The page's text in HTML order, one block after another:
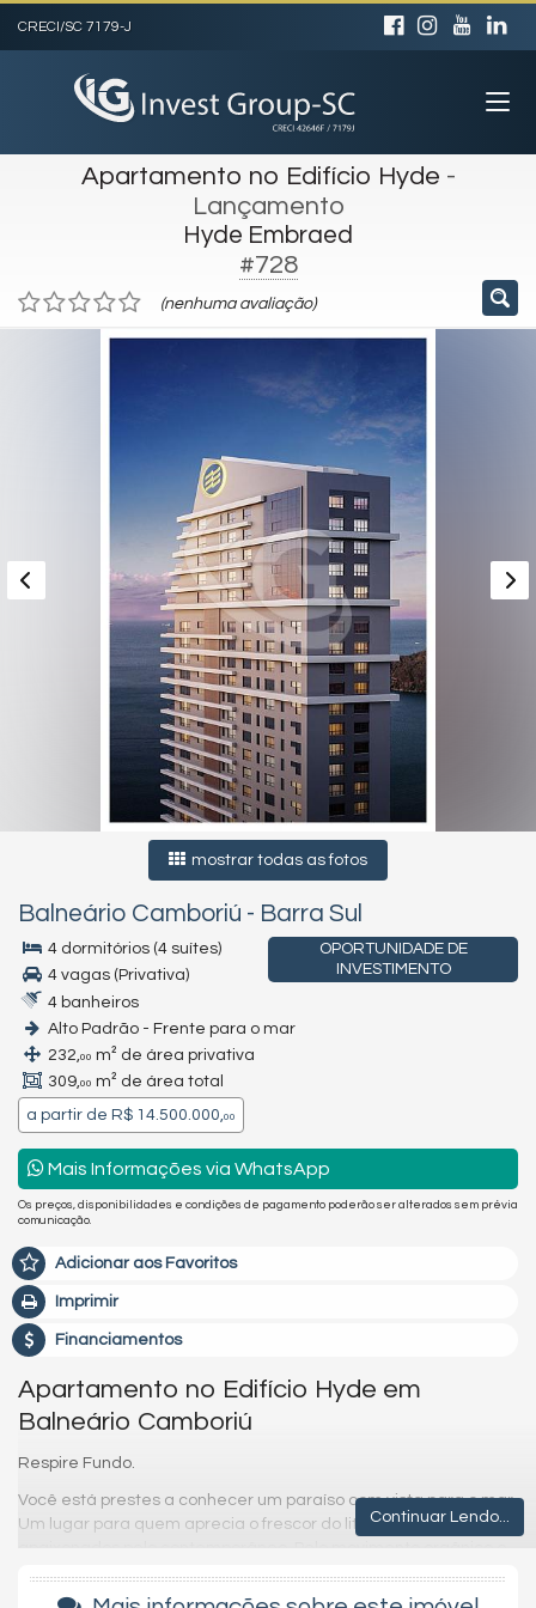
CRECI/SC 7179-J
Apartamento no Edifício Hyde -
Lançamento
Hyde Embraed
#728
(nenhuma avaliação)
mostrar todas as fotos
Balneário Camboriú - Barra Sul
OPORTUNIDADE DE
INVESTIMENTO
4 dormitórios (4 suítes)
4 vagas (Privativa)
4 banheiros
Alto Padrão - Frente para o mar
232,00 m² de área privativa
309,00 m² de área total
a partir de R$ 14.500.000,00
Mais Informações via WhatsApp
Os preços, disponibilidades e condições de pagamento poderão ser alterados sem prévia
comunicação.
Adicionar aos Favoritos
Imprimir
Financiamentos
Apartamento no Edifício Hyde em
Balneário Camboriú
Respire Fundo.
Você está prestes a conhecer um paraíso com vista para o mar.
Um lugar para quem aprecia o frescor do litoral. Que são
apaixonados pelo contemporâneo. Pelo movimento orgânico e
âmago, relembrar seus desejos mais profundos e realizá-los.
Continuar Lendo...